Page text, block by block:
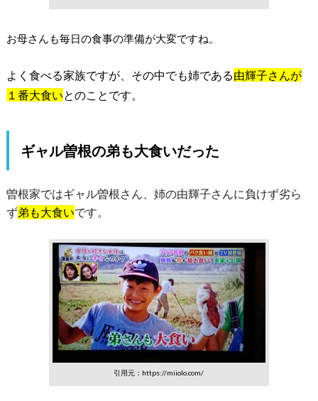
お母さんも毎日の食事の準備が大変ですね。
よく食べる家族ですが、その中でも姉である由輝子さんが
１番大食い とのことです。
ギャル曽根の弟も大食いだった
曽根家ではギャル曽根さん、姉の由輝子さんに負けず劣ら
ず弟も大食いです。
引用元：https://miiolo.com/